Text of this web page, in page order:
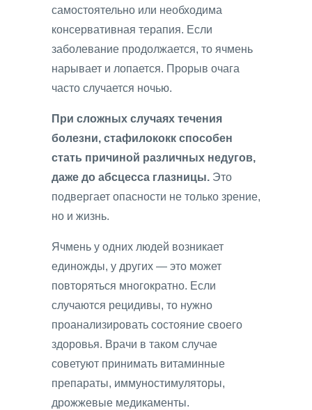
самостоятельно или необходима
консервативная терапия. Если
заболевание продолжается, то ячмень
нарывает и лопается. Прорыв очага
часто случается ночью.
При сложных случаях течения
болезни, стафилококк способен
стать причиной различных недугов,
даже до абсцесса глазницы. Это
подвергает опасности не только зрение,
но и жизнь.
Ячмень у одних людей возникает
единожды, у других — это может
повторяться многократно. Если
случаются рецидивы, то нужно
проанализировать состояние своего
здоровья. Врачи в таком случае
советуют принимать витаминные
препараты, иммуностимуляторы,
дрожжевые медикаменты.